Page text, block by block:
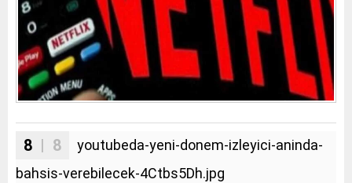
8 | 8
youtubeda-yeni-donem-izleyici-aninda-
bahsis-verebilecek-4Ctbs5Dh.jpg